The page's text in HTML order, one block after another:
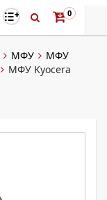
0
МФУ
МФУ
МФУ Kyocera